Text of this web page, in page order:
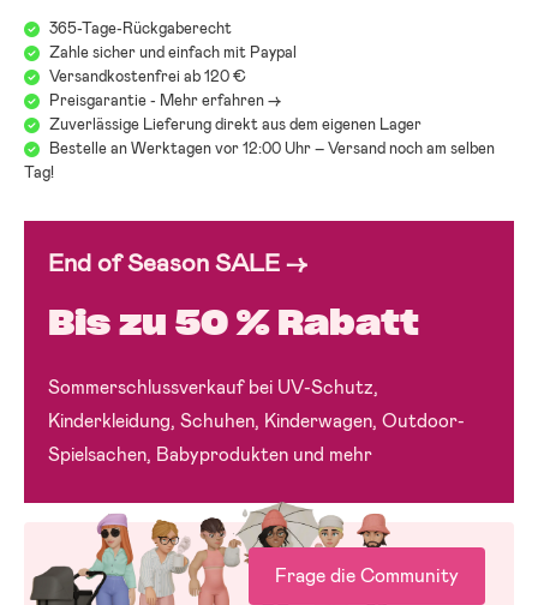
365-Tage-Rückgaberecht
Zahle sicher und einfach mit Paypal
Versandkostenfrei ab 120 €
Preisgarantie - Mehr erfahren ->
Zuverlässige Lieferung direkt aus dem eigenen Lager
Bestelle an Werktagen vor 12:00 Uhr – Versand noch am selben
Tag!
End of Season SALE →
Bis zu 50 % Rabatt
Sommerschlussverkauf bei UV-Schutz,
Kinderkleidung, Schuhen, Kinderwagen, Outdoor-
Spielsachen, Babyprodukten und mehr
Frage die Community